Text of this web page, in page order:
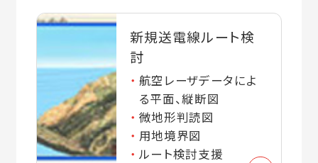
新規送電線ルート検
討
航空レーザデータによ
る平面、縦断図
微地形判読図
用地境界図
ルート検討支援